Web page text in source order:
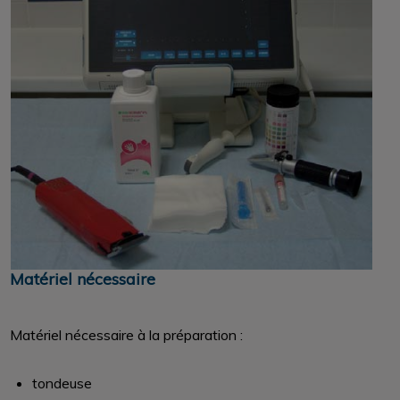
Matériel nécessaire
Matériel nécessaire à la préparation :
tondeuse